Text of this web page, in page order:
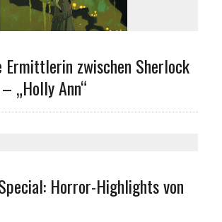
Ermittlerin zwischen Sherlock
„Holly Ann“
Horror-Highlights von